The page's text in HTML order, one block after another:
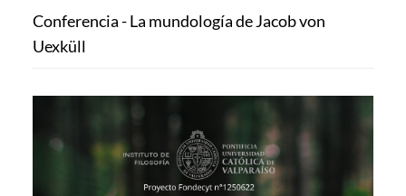
Formación Continua
Conferencia - La mundología de Jacob von
Uexküll